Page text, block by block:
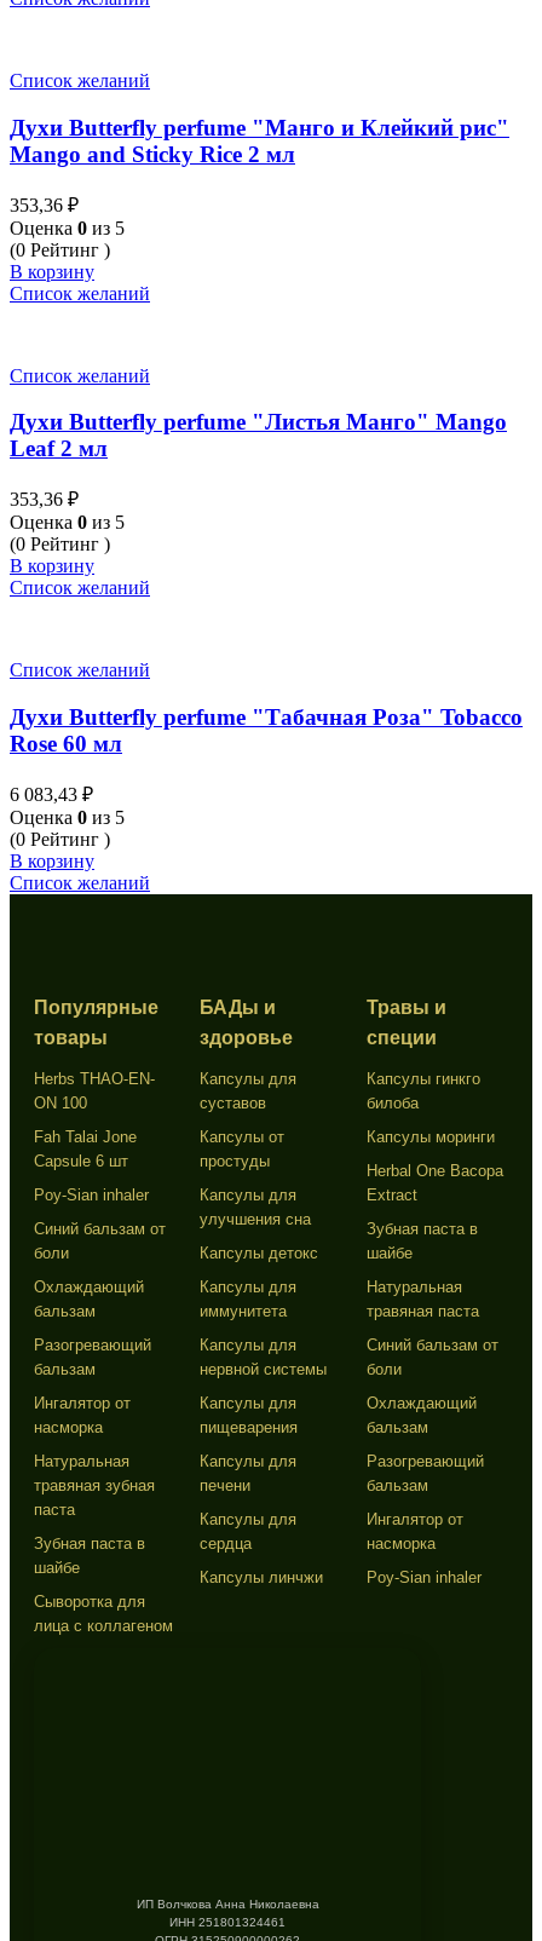
Список желаний
Духи Butterfly perfume "Манго и Клейкий рис"
Mango and Sticky Rice 2 мл
353,36 ₽
Оценка 0 из 5
(0 Рейтинг )
В корзину
Список желаний
Список желаний
Духи Butterfly perfume "Листья Манго" Mango
Leaf 2 мл
353,36 ₽
Оценка 0 из 5
(0 Рейтинг )
В корзину
Список желаний
Список желаний
Духи Butterfly perfume "Табачная Роза" Tobacco
Rose 60 мл
6 083,43 ₽
Оценка 0 из 5
(0 Рейтинг )
В корзину
Список желаний
Популярные
товары
Herbs THAO-EN-
ON 100
Fah Talai Jone
Capsule 6 шт
Poy-Sian inhaler
Синий бальзам от
боли
Охлаждающий
бальзам
Разогревающий
бальзам
Ингалятор от
насморка
Натуральная
травяная зубная
паста
Зубная паста в
шайбе
Сыворотка для
лица с коллагеном
БАДы и
здоровье
Капсулы для
суставов
Капсулы от
простуды
Капсулы для
улучшения сна
Капсулы детокс
Капсулы для
иммунитета
Капсулы для
нервной системы
Капсулы для
пищеварения
Капсулы для
печени
Капсулы для
сердца
Капсулы линчжи
Травы и
специи
Капсулы гинкго
билоба
Капсулы моринги
Herbal One Bacopa
Extract
Зубная паста в
шайбе
Натуральная
травяная паста
Синий бальзам от
боли
Охлаждающий
бальзам
Разогревающий
бальзам
Ингалятор от
насморка
Poy-Sian inhaler
ИП Волчкова Анна Николаевна
ИНН 251801324461